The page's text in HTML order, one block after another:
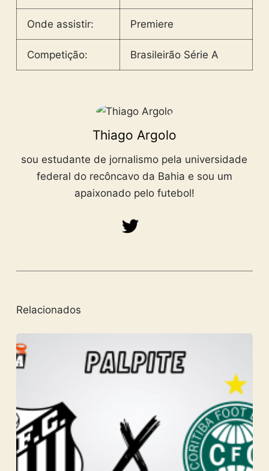
Onde assistir: Premiere
Competição: Brasileirão Série A
Thiago Argolo
sou estudante de jornalismo pela universidade
federal do recôncavo da Bahia e sou um
apaixonado pelo futebol!
Relacionados